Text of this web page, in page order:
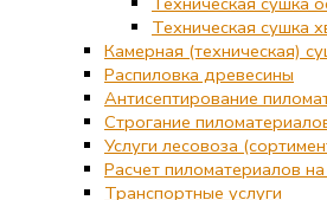
Техническая сушка
Камерная (техническая)
Распиловка древесины
Антисептирование
Строгание
Услуги лесовоза
Расчет пиломатериалов
Транспортные услуги